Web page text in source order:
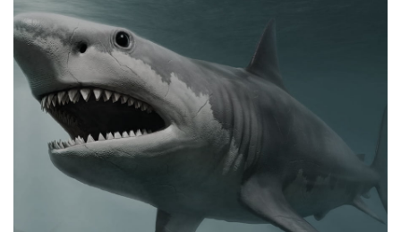
Lenguaje
Leyes
Literatura
Moda
Tendencias